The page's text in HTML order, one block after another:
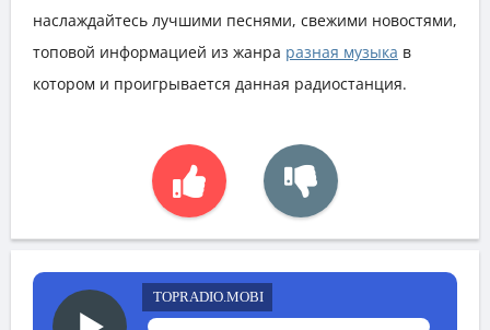
наслаждайтесь лучшими песнями, свежими новостями,
топовой информацией из жанра разная музыка в
котором и проигрывается данная радиостанция.
TOPRADIO.MOBI